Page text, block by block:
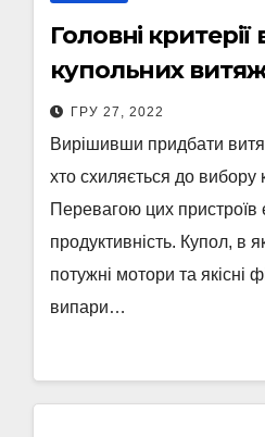
Головні
купольних
ГРУ 27, 2022
Вирішивши придбати
хто схиляється до вибору
Перевагою цих пристроїв
продуктивність. Купол, в
потужні мотори та якісні
випари…